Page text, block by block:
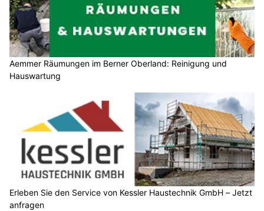
Aemmer Räumungen im Berner Oberland: Reinigung und
Hauswartung
Erleben Sie den Service von Kessler Haustechnik GmbH – Jetzt
anfragen